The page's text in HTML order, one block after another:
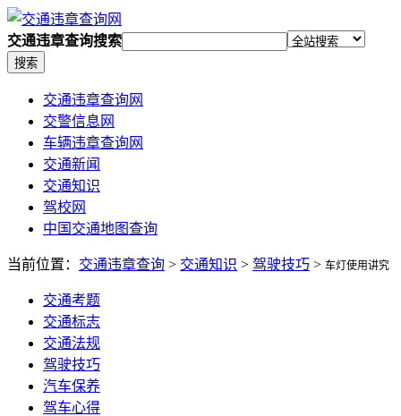
交通违章查询搜索
搜索
交通违章查询网
交警信息网
车辆违章查询网
交通新闻
交通知识
驾校网
中国交通地图查询
当前位置： 交通违章查询 > 交通知识 > 驾驶技巧 > 车灯使用讲究
交通考题
交通标志
交通法规
驾驶技巧
汽车保养
驾车心得